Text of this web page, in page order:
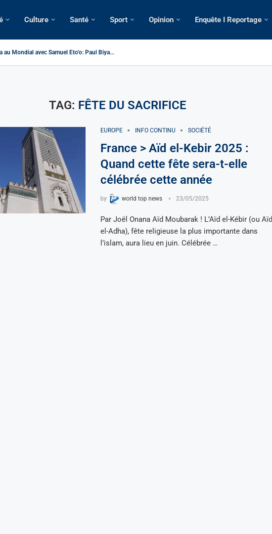
Culture Santé Sport Opinion Enquête I Reportage
au Mondial avec Samuel Eto’o: Paul Biya...
TAG: FÊTE DU SACRIFICE
EUROPE INFO CONTINU SOCIÉTÉ
France > Aïd el-Kebir 2025 :
Quand cette fête sera-t-elle
célébrée cette année
by world top news 23/05/2025
Par Joël Onana Aïd Moubarak ! L’Aïd el-Kébir (ou Aïd
el-Adha), fête religieuse la plus importante dans
l’islam, aura lieu en juin. Célébrée …